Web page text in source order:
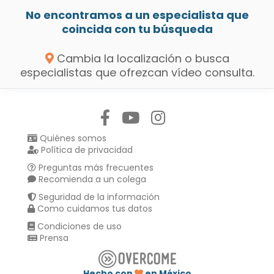
No encontramos a un especialista que
coincida con tu búsqueda
Cambia la localización o busca
especialistas que ofrezcan vídeo consulta.
Quiénes somos
Política de privacidad
Preguntas más frecuentes
Recomienda a un colega
Seguridad de la información
Como cuidamos tus datos
Condiciones de uso
Prensa